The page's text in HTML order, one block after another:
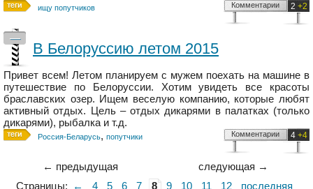
ищу попутчиков 2 +2
Комментарии
—
В Белоруссию летом 2015
Привет всем! Летом планируем с мужем поехать на машине в
путешествие по Белоруссии. Хотим увидеть все красоты
браславских озер. Ищем веселую компанию, которые любят
активный отдых. Цель – отдых дикарями в палатках (только
дикарями), рыбалка и т.д.
Россия-Беларусь, попутчики 4 +4
Комментарии
← предыдущая
следующая →
Страницы:
← 4 5 6 7 8 9 10 11 12 последняя